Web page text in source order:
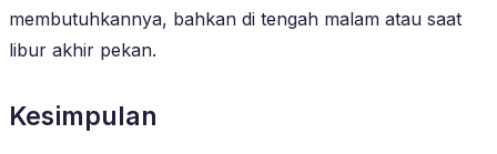
membutuhkannya, bahkan di tengah malam atau saat
libur akhir pekan.
Kesimpulan